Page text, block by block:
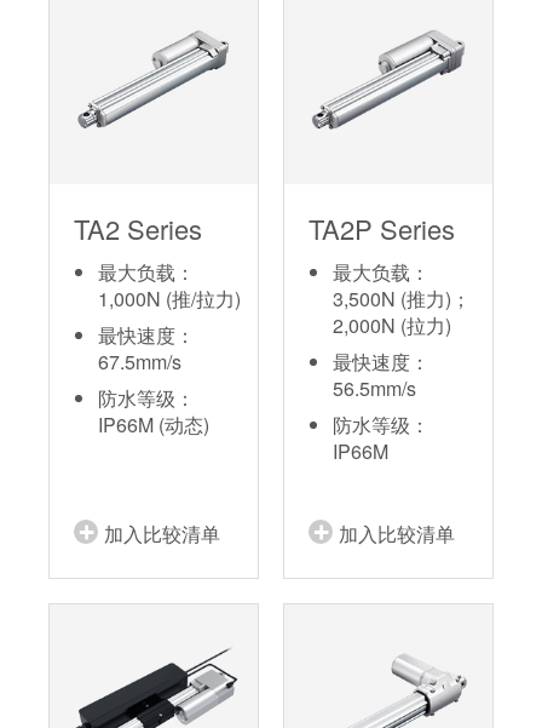
TA2 Series
最大负载：
1,000N (推/拉力)
最快速度：
67.5mm/s
防水等级：
IP66M (动态)
加入比较清单
TA2P Series
最大负载：
3,500N (推力)；
2,000N (拉力)
最快速度：
56.5mm/s
防水等级：
IP66M
加入比较清单